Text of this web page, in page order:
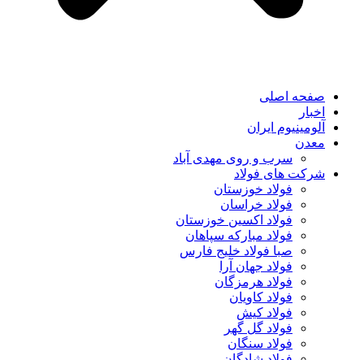
صفحه اصلی
اخبار
آلومینیوم ایران
معدن
سرب و روی مهدی آباد
شرکت های فولاد
فولاد خوزستان
فولاد خراسان
فولاد اکسین خوزستان
فولاد مبارکه سپاهان
صبا فولاد خلیج فارس
فولاد جهان آرا
فولاد هرمزگان
فولاد کاویان
فولاد کیش
فولاد گل گهر
فولاد سنگان